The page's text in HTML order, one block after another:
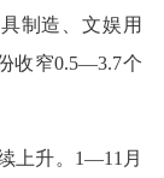
制造、文娱用
收窄0.5—3.7个
上升。1—11月